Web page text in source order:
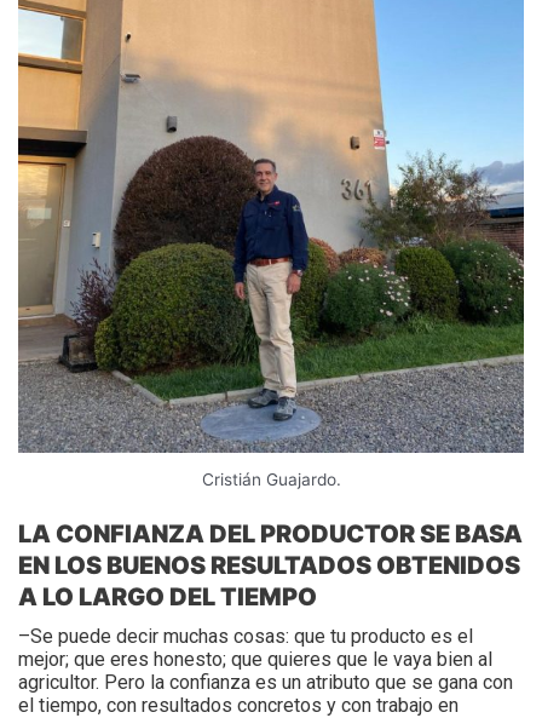
Cristián Guajardo.
LA CONFIANZA DEL PRODUCTOR SE BASA
EN LOS BUENOS RESULTADOS OBTENIDOS
A LO LARGO DEL TIEMPO
–Se puede decir muchas cosas: que tu producto es el
mejor; que eres honesto; que quieres que le vaya bien al
agricultor. Pero la confianza es un atributo que se gana con
el tiempo, con resultados concretos y con trabajo en